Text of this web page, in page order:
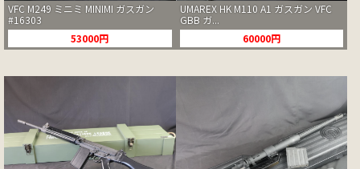
VFC M249 ミニミ MINIMI ガスガン
#16303
53000円
UMAREX HK M110 A1 ガスガン VFC
GBB ガ...
60000円